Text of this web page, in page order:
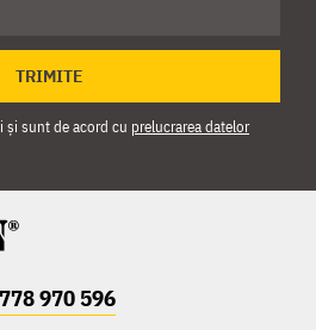
TRIMITE
și sunt de acord cu prelucrarea datelor
970 596